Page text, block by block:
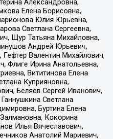
Александровна,
Елена Борисовна,
Юлия Юрьевна,
Светлана Сергеевна,
Щур Татьяна Михайловна,
Андрей Юрьевич,
Валентин Михайлович,
Флиге Ирина Анатольевна,
Вититинова Елена
Куприяновна,
Беляев Сергей Иванович,
Светлана
Буртина Елена
Кокорина
Илья Вячеславович,
Анатолий Мариевич,